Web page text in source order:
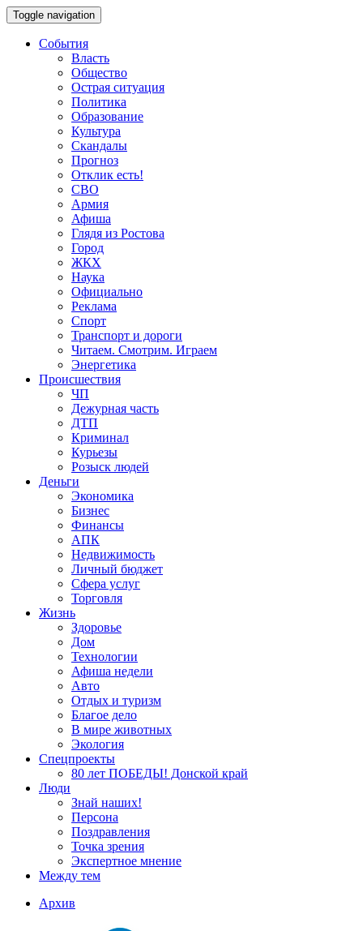
Toggle navigation
События
Власть
Общество
Острая ситуация
Политика
Образование
Культура
Скандалы
Прогноз
Отклик есть!
СВО
Армия
Афиша
Глядя из Ростова
Город
ЖКХ
Наука
Официально
Реклама
Спорт
Транспорт и дороги
Читаем. Смотрим. Играем
Энергетика
Происшествия
ЧП
Дежурная часть
ДТП
Криминал
Курьезы
Розыск людей
Деньги
Экономика
Бизнес
Финансы
АПК
Недвижимость
Личный бюджет
Сфера услуг
Торговля
Жизнь
Здоровье
Дом
Технологии
Афиша недели
Авто
Отдых и туризм
Благое дело
В мире животных
Экология
Спецпроекты
80 лет ПОБЕДЫ! Донской край
Люди
Знай наших!
Персона
Поздравления
Точка зрения
Экспертное мнение
Между тем
Архив